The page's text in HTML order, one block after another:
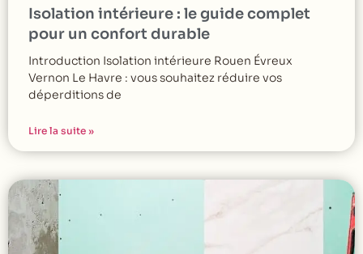
Isolation intérieure : le guide complet
pour un confort durable
Introduction Isolation intérieure Rouen Évreux
Vernon Le Havre : vous souhaitez réduire vos
déperditions de
Lire la suite »